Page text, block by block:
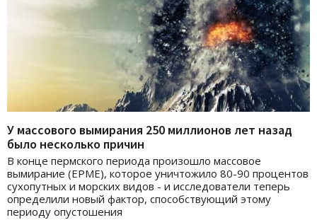
У массового вымирания 250 миллионов лет назад
было несколько причин
В конце пермского периода произошло массовое
вымирание (EPME), которое уничтожило 80-90 процентов
сухопутных и морских видов - и исследователи теперь
определили новый фактор, способствующий этому
периоду опустошения